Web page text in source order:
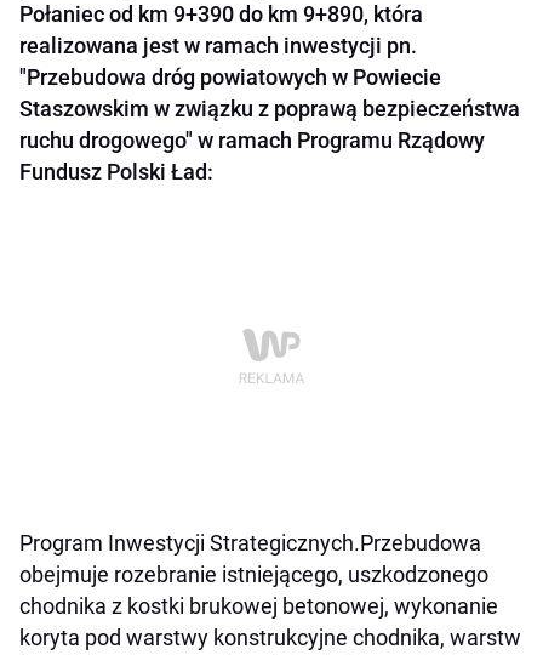
Połaniec od km 9+390 do km 9+890, która
realizowana jest w ramach inwestycji pn.
"Przebudowa dróg powiatowych w Powiecie
Staszowskim w związku z poprawą bezpieczeństwa
ruchu drogowego" w ramach Programu Rządowy
Fundusz Polski Ład:
Program Inwestycji Strategicznych.Przebudowa
obejmuje rozebranie istniejącego, uszkodzonego
chodnika z kostki brukowej betonowej, wykonanie
koryta pod warstwy konstrukcyjne chodnika, warstw